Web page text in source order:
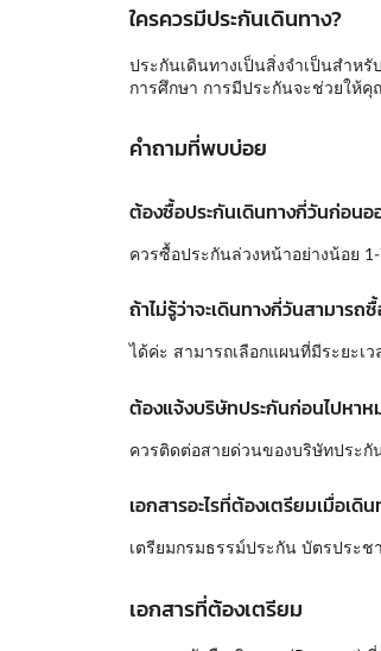
ใครควรมีประกันเดินทาง?
ประกันเดินทางเป็นสิ่งจำเป็นสำหรั
การศึกษา การมีประกันจะช่วยให้
คำถามที่พบบ่อย
ต้องซื้อประกันเดินทางกี่วันก่อนอ
ควรซื้อประกันล่วงหน้าอย่างน้อย
ถ้าไม่รู้ว่าจะเดินทางกี่วันสามารถ
ได้ค่ะ สามารถเลือกแผนที่มีระยะเ
ต้องแจ้งบริษัทประกันก่อนไปหาห
ควรติดต่อสายด่วนของบริษัทประกั
เอกสารอะไรที่ต้องเตรียมเมื่อเดิน
เตรียมกรมธรรม์ประกัน บัตรประ
เอกสารที่ต้องเตรียม